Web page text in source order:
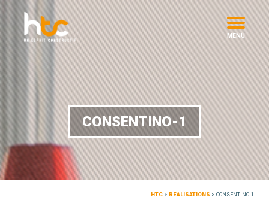
MENU
CONSENTINO-1
HTC > RÉALISATIONS > CONSENTINO-1